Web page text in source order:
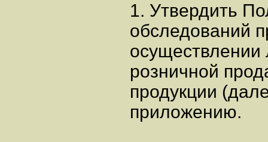
1. Утвердить
обследований
осуществлении
розничной
продукции
приложению.